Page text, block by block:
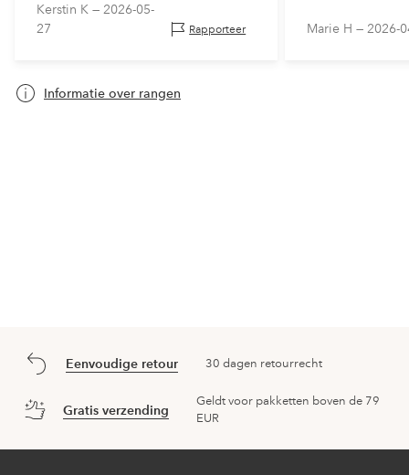
Kerstin K — 2026-05-
27
Rapporteer Marie H — 2026-
Informatie over rangen
Eenvoudige retour 30 dagen retourrecht
Gratis verzending
Geldt voor pakketten boven de 79
EUR